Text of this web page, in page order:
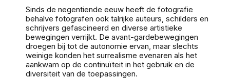
Sinds de negentiende eeuw heeft de fotografie
behalve fotografen ook talrijke auteurs, schilders en
schrijvers gefascineerd en diverse artistieke
bewegingen verrijkt. De avant-gardebewegingen
droegen bij tot de autonomie ervan, maar slechts
weinige konden het surrealisme evenaren als het
aankwam op de continuïteit in het gebruik en de
diversiteit van de toepassingen.